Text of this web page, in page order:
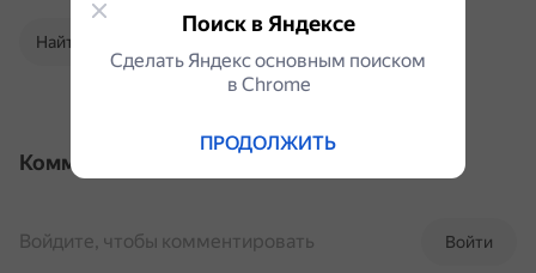
Найти в Поиске
Комментарии
Войти
Войдите, чтобы комментировать
Поиск в Яндексе
Сделать Яндекс основным поиском
в Сhrome
ПРОДОЛЖИТЬ